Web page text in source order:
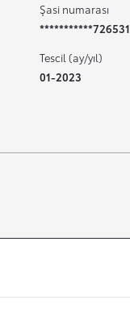
Şasi numarası
***********726531
Tescil (ay/yıl)
01-2023